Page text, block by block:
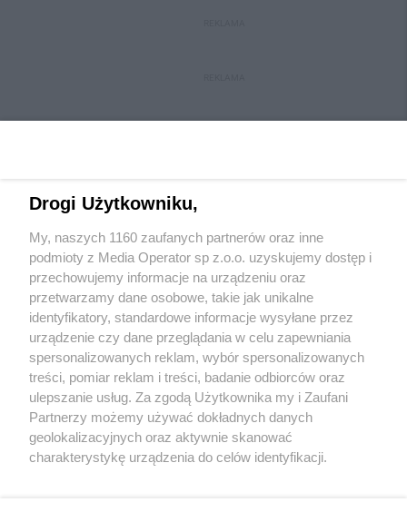
Wydawca mediówlokalnych
Nie zapomnij
zapoznać się z:
polityką prywatności regulamin korzystania z portali
Twojemiasto
Piekary Śląskie
Chorzów
Tarnowskie Góry
Skontakuj sięz nami
Kontakt
Wydawca
Redakcja
Drogi Użytkowniku,
My, naszych 1160 zaufanych partnerów oraz inne
podmioty z Media Operator sp z.o.o. uzyskujemy dostęp i
przechowujemy informacje na urządzeniu oraz
przetwarzamy dane osobowe, takie jak unikalne
identyfikatory, standardowe informacje wysyłane przez
urządzenie czy dane przeglądania w celu zapewniania
spersonalizowanych reklam, wybór spersonalizowanych
treści, pomiar reklam i treści, badanie odbiorców oraz
ulepszanie usług. Za zgodą Użytkownika my i Zaufani
Partnerzy możemy używać dokładnych danych
geolokalizacyjnych oraz aktywnie skanować
charakterystykę urządzenia do celów identyfikacji.